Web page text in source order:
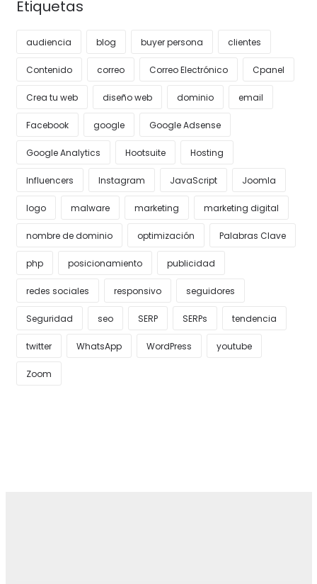
Etiquetas
audiencia blog buyer persona clientes
Contenido correo Correo Electrónico Cpanel
Crea tu web diseño web dominio email
Facebook google Google Adsense
Google Analytics Hootsuite Hosting
Influencers Instagram JavaScript Joomla
logo malware marketing marketing digital
nombre de dominio optimización Palabras Clave
php posicionamiento publicidad
redes sociales responsivo seguidores
Seguridad seo SERP SERPs tendencia
twitter WhatsApp WordPress youtube
Zoom